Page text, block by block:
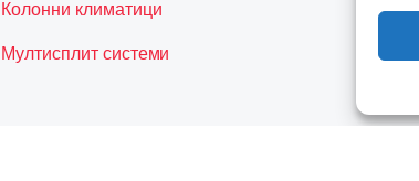
Колонни климатици
Мултисплит системи